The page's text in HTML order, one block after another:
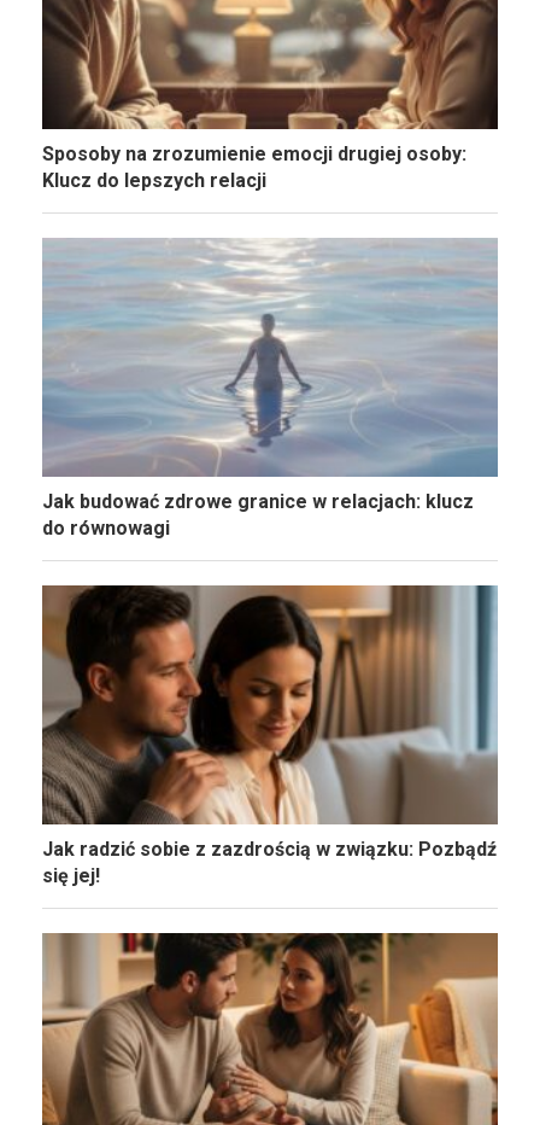
Sposoby na zrozumienie emocji drugiej osoby:
Klucz do lepszych relacji
Jak budować zdrowe granice w relacjach: klucz
do równowagi
Jak radzić sobie z zazdrością w związku: Pozbądź
się jej!